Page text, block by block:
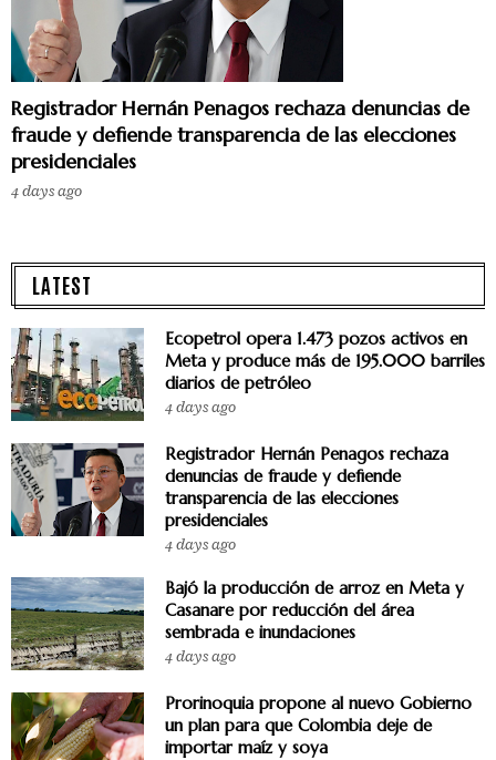
Registrador Hernán Penagos rechaza denuncias de
fraude y defiende transparencia de las elecciones
presidenciales
4 days ago
LATEST
Ecopetrol opera 1.473 pozos activos en
Meta y produce más de 195.000 barriles
diarios de petróleo
4 days ago
Registrador Hernán Penagos rechaza
denuncias de fraude y defiende
transparencia de las elecciones
presidenciales
4 days ago
Bajó la producción de arroz en Meta y
Casanare por reducción del área
sembrada e inundaciones
4 days ago
Prorinoquia propone al nuevo Gobierno
un plan para que Colombia deje de
importar maíz y soya